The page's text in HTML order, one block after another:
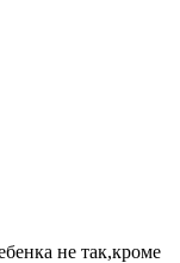
не так,кроме